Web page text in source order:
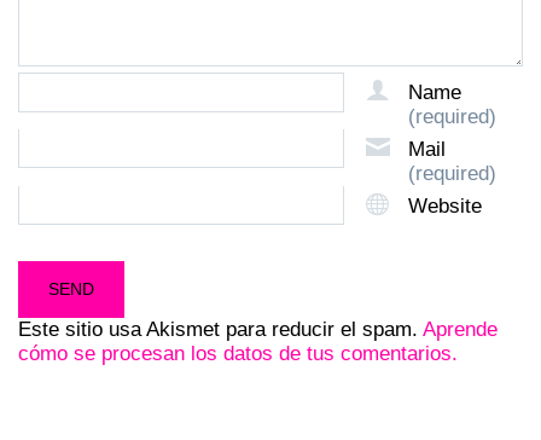
Name
(required)
Mail
(required)
Website
Este sitio usa Akismet para reducir el spam. Aprende
cómo se procesan los datos de tus comentarios.